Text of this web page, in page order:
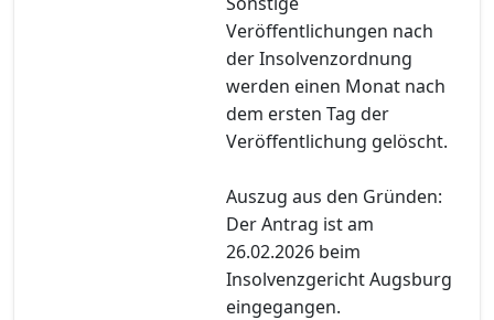
Veröffentlichungen nach
der Insolvenzordnung
werden einen Monat nach
dem ersten Tag der
Veröffentlichung gelöscht.
Auszug aus den Gründen:
Der Antrag ist am
26.02.2026 beim
Insolvenzgericht Augsburg
eingegangen.